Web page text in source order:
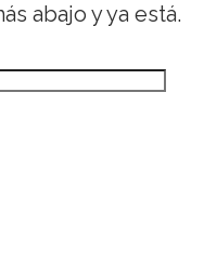
abajo y ya está.